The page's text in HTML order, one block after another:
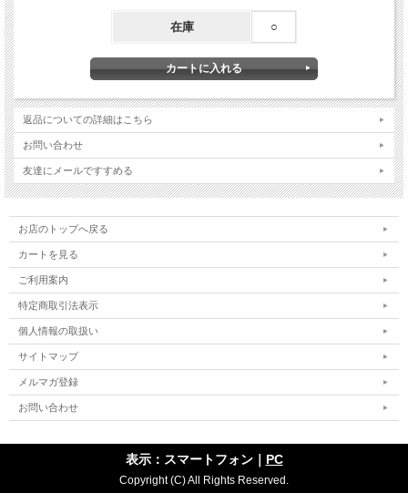
在庫 ○
返品についての詳細はこちら
お問い合わせ
友達にメールですすめる
お店のトップへ戻る
カートを見る
ご利用案内
特定商取引法表示
個人情報の取扱い
サイトマップ
メルマガ登録
お問い合わせ
表示：スマートフォン｜ PC
Copyright (C) All Rights Reserved.